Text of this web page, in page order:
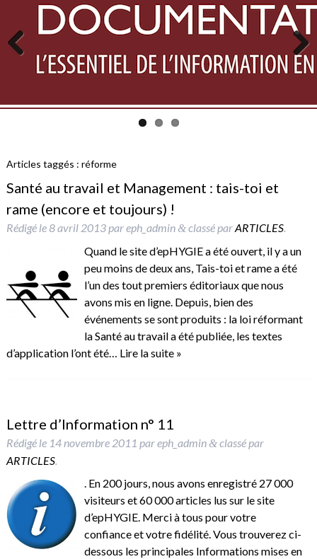
Previous Next
Articles taggés : réforme
Santé au travail et Management : tais-toi et
rame (encore et toujours) !
Rédigé le8 avril 2013pareph_admin &classé parARTICLES.
Quand le site d’epHYGIE a été ouvert, il y a un
peu moins de deux ans, Tais-toi et rame a été
l’un des tout premiers éditoriaux que nous
avons mis en ligne. Depuis, bien des
événements se sont produits : la loi réformant
la Santé au travail a été publiée, les textes
d’application l’ont été… Lire la suite »
Lettre d’Information n° 11
Rédigé le 14 novembre 2011 pareph_admin &classé par
ARTICLES.
. En 200 jours, nous avons enregistré 27 000
visiteurs et 60 000 articles lus sur le site
d’epHYGIE. Merci à tous pour votre
confiance et votre fidélité. Vous trouverez ci-
dessous les principales Informations mises en